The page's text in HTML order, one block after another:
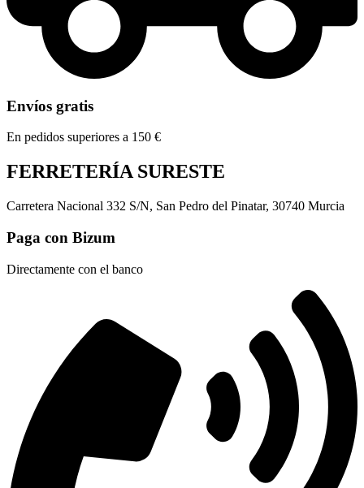
Envíos gratis
En pedidos superiores a 150 €
FERRETERÍA SURESTE
Carretera Nacional 332 S/N, San Pedro del Pinatar, 30740 Murcia
Paga con Bizum
Directamente con el banco